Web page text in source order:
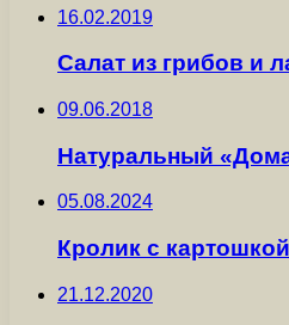
16.02.2019
Салат из грибов и
09.06.2018
Натуральный
05.08.2024
Кролик с
21.12.2020